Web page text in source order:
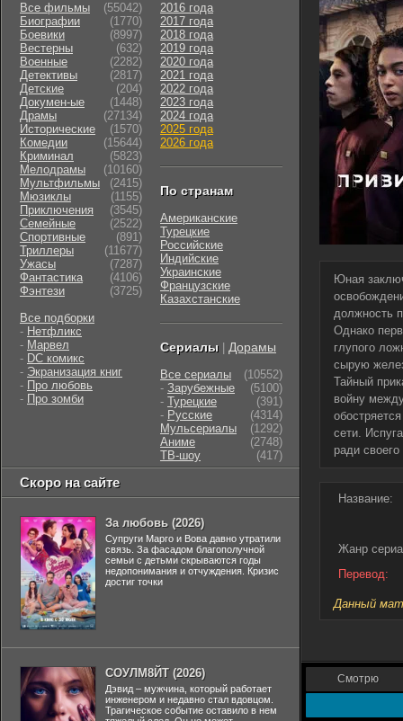
Юная
должность
Однако
глупого
сырую
Тайный
войну
сети.
ради
Название:
Жанр
Перевод:
Данный
Смотрю
Все фильмы
(55042)
Биографии
(1770)
Боевики
(8997)
Вестерны
(632)
Военные
(2282)
Детективы
(2817)
Детские
(204)
Докумен-ые
(1448)
Драмы
(27134)
Исторические
(1570)
Комедии
(15644)
Криминал
(5823)
Мелодрамы
(10160)
Мультфильмы
(2415)
Мюзиклы
(1155)
Приключения
(3545)
Семейные
(2522)
Cпортивные
(891)
Триллеры
(11677)
Ужасы
(7287)
Фантастика
(4106)
Фэнтези
(3725)
Все подборки
- Нетфликс
- Марвел
- DC комикс
- Экранизация книг
- Про любовь
- Про зомби
2016 года
2017 года
2018 года
2019 года
2020 года
2021 года
2022 года
2023 года
2024 года
2025 года
2026 года
По странам
Американские
Турецкие
Российские
Индийские
Украинские
Французские
Казахстанские
Сериалы Дорамы
Все сериалы
(10552)
- Зарубежные
(5100)
- Турецкие
(391)
- Русские
(4314)
Мульсериалы
(1292)
Аниме
(2748)
ТВ-шоу
(417)
Скоро на сайте
За любовь (2026)
Супруги Марго и Вова давно утратили
связь. За фасадом благополучной
семьи с детьми скрываются годы
недопонимания и отчуждения. Кризис
достиг точки
СОУЛМ8ЙТ (2026)
Дэвид – мужчина, который работает
инженером и недавно стал вдовцом.
Трагическое событие оставило в нем